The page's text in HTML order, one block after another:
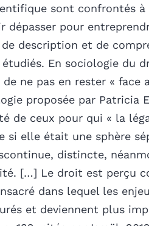
sont confrontés
dépasser pour
description et de
étudiés. En sociologie du
ne pas en rester « face
proposée par Patricia
de ceux pour qui « la
si elle était une sphère
distincte,
[…] Le droit est perçu
dans lequel les
et deviennent plus